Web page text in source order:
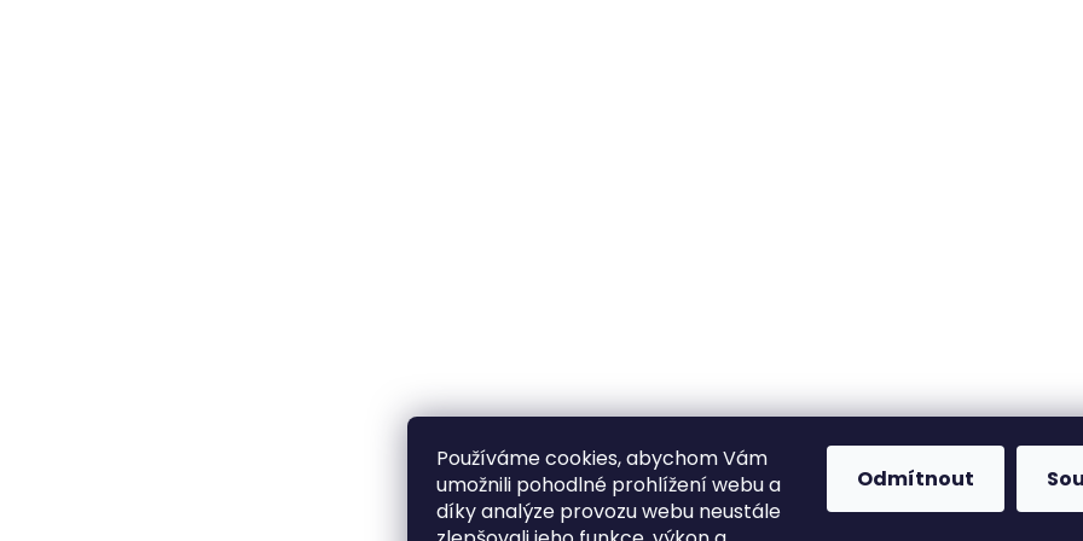
Používáme cookies, abychom Vám
umožnili pohodlné prohlížení webu a
díky analýze provozu webu neustále
Odmítnout